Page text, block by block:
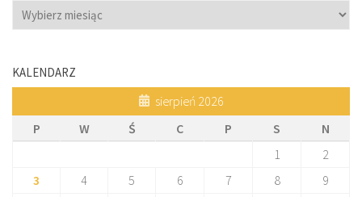
Archiwum
KALENDARZ
sierpień 2026
P
W Ś C P S
N
1
2
3
4 5 6 7 8
9